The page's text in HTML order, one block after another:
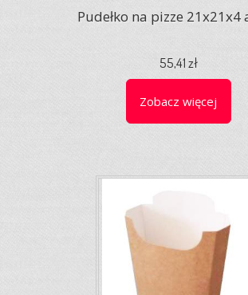
Pudełko na pizze 21x21x4
55,41 zł
Zobacz więcej